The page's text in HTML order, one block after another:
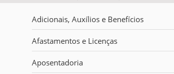
ê
s
á
Adicionais, Auxílios e Benefícios
Afastamentos e Licenças
Aposentadoria